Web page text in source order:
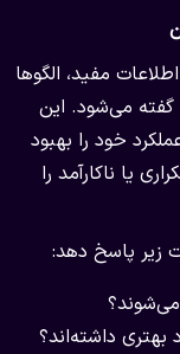
مفید، الگوها
گفته می‌شود. این
خود را بهبود
یا ناکارآمد را
زیر پاسخ دهد:
می‌شوند؟
بهتری داشته‌اند؟